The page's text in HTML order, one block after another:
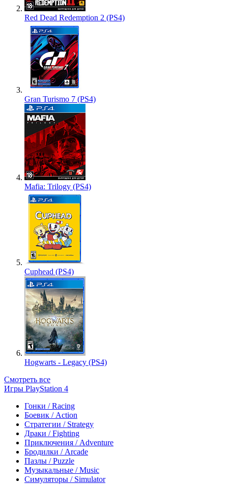
Red Dead Redemption 2 (PS4)
Gran Turismo 7 (PS4)
Mafia: Trilogy (PS4)
Cuphead (PS4)
Hogwarts - Legacy (PS4)
Смотреть все
Игры PlayStation 4
Гонки / Racing
Боевик / Action
Стратегии / Strategy
Драки / Fighting
Приключения / Adventure
Бродилки / Arcade
Пазлы / Puzzle
Музыкальные / Music
Симуляторы / Simulator